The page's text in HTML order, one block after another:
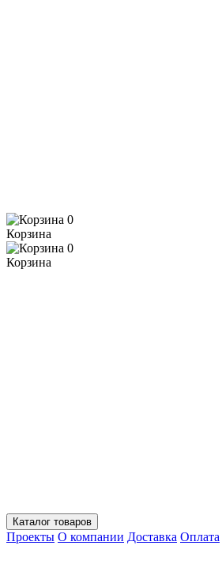
0
Корзина
0
Корзина
Каталог товаров
Проекты О компании Доставка Оплата